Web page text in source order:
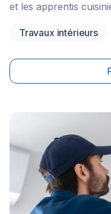
et les apprentis
Entre simplicité et
expérience dans la
possible.&nbsp;&nbsp;
Travaux intérieurs